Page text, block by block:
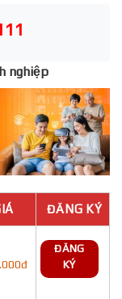
nghiệp
ĐĂNG KÝ
ĐĂNG
KÝ